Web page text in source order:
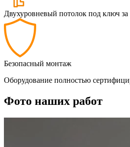
Двухуровневый потолок под ключ за
Безопасный монтаж
Оборудование полностью
Фото наших работ